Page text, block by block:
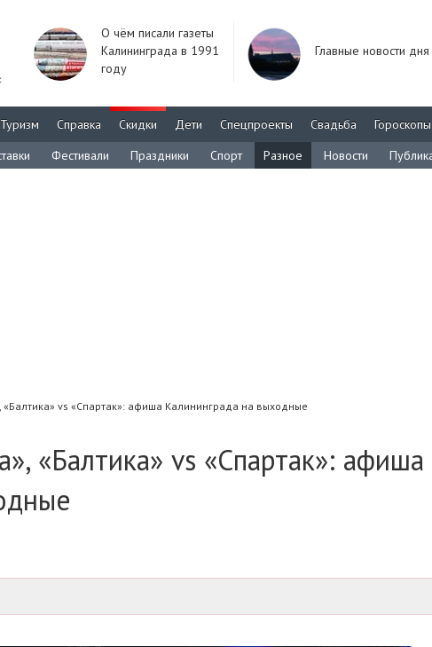
О чём писали газеты
Калининграда в 1991
году
Главные новости дня
Туризм Справка Скидки Дети Спецпроекты Свадьба
Гороскопы
Фестивали Праздники Спорт Разное Новости
«Балтика» vs «Спартак»: афиша Калининграда на выходные
«Балтика» vs «Спартак»: афиша